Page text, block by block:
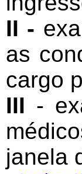
II -
as
cargo
III -
janela